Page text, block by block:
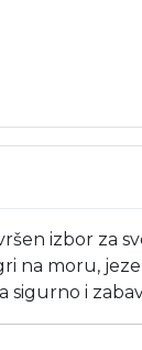
izbor za
na moru,
sigurno i